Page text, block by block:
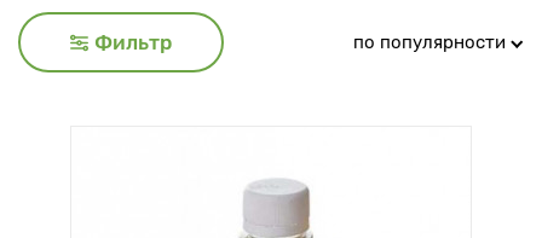
Фильтр по популярности